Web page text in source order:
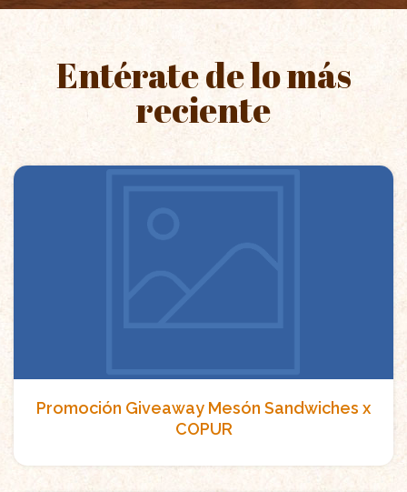
Entérate de lo más
reciente
Promoción Giveaway Mesón Sandwiches x
COPUR